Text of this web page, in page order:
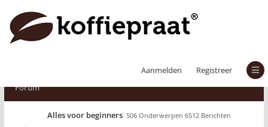
Aanmelden
Registreer
Forum
Alles voor beginners 506 Onderwerpen 6512 Berichten